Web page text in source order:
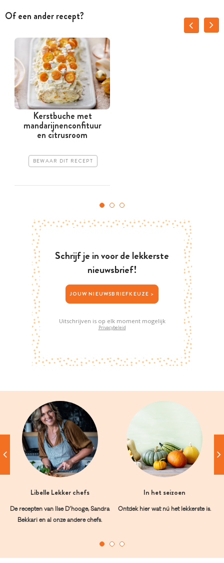
Of een ander recept?
Kerstbuche met
mandarijnenconfituur
en citrusroom
BEWAAR DIT RECEPT
Schrijf je in voor de lekkerste
nieuwsbrief!
JOUW NIEUWSBRIEFKEUZE >
Uitschrijven is op elk moment mogelijk
Privacybeleid
Libelle Lekker chefs
De recepten van Ilse D’hooge, Sandra
Bekkari en al onze andere chefs.
In het seizoen
Ontdek hier wat nú het lekkerste is.